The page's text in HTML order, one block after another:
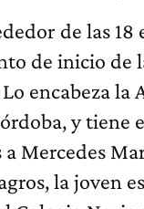
de las 18
de inicio de
encabeza la
y tiene
Mercedes
la joven